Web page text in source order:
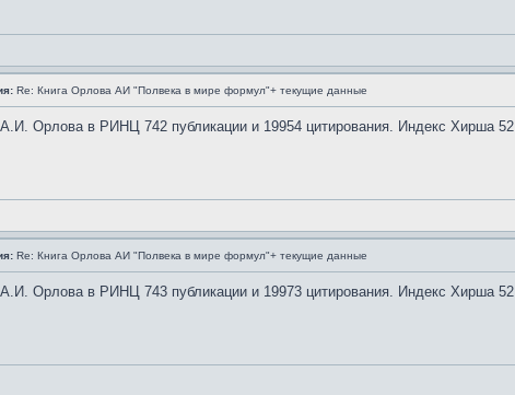
Re: Книга Орлова АИ "Полвека в мире формул"+ текущие данные
Орлова в РИНЦ 742 публикации и 19954 цитирования. Индекс Хирша 52
Re: Книга Орлова АИ "Полвека в мире формул"+ текущие данные
Орлова в РИНЦ 743 публикации и 19973 цитирования. Индекс Хирша 52